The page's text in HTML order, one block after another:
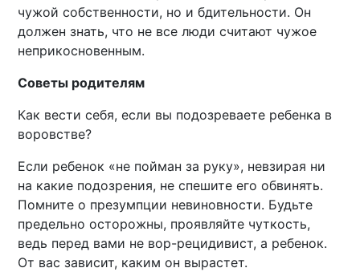
чужой собственности, но и бдительности. Он
должен знать, что не все люди считают чужое
неприкосновенным.
Советы родителям
Как вести себя, если вы подозреваете ребенка в
воровстве?
Если ребенок «не пойман за руку», невзирая ни
на какие подозрения, не спешите его обвинять.
Помните о презумпции невиновности. Будьте
предельно осторожны, проявляйте чуткость,
ведь перед вами не вор-рецидивист, а ребенок.
От вас зависит, каким он вырастет.